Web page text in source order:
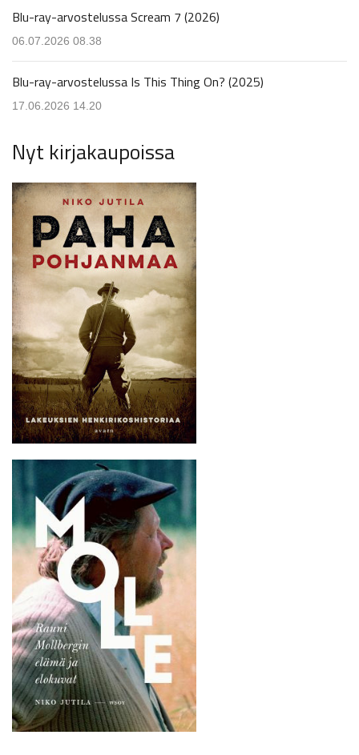
Blu-ray-arvostelussa Scream 7 (2026)
06.07.2026 08.38
Blu-ray-arvostelussa Is This Thing On? (2025)
17.06.2026 14.20
Nyt kirjakaupoissa